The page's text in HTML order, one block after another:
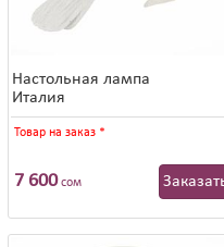
Настольная лампа
Италия
Товар на заказ *
7 600сом